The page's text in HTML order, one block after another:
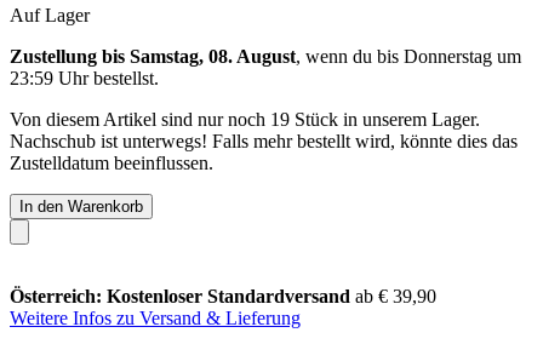
Auf Lager
Zustellung bis Samstag, 08. August, wenn du bis Donnerstag um
23:59 Uhrbestellst.
Von diesem Artikel sind nur noch 19 Stück in unserem Lager.
Nachschub ist unterwegs! Falls mehr bestellt wird, könnte dies das
Zustelldatum beeinflussen.
In den Warenkorb
Österreich: Kostenloser Standardversand ab € 39,90
Weitere Infos zu Versand & Lieferung